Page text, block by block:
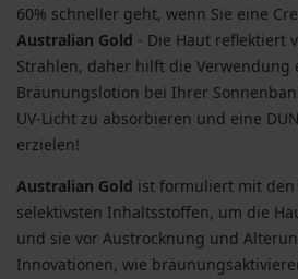
60% schneller geht, wenn Sie eine
Australian Gold - Die Haut reflektiert
Strahlen, daher hilft die Verwendung
Bräunungslotion bei Ihrer
UV-Licht zu absorbieren und eine
erzielen!
Australian Gold ist formuliert mit
selektivsten Inhaltsstoffen, um die
und sie vor Austrocknung und
Innovationen, wie